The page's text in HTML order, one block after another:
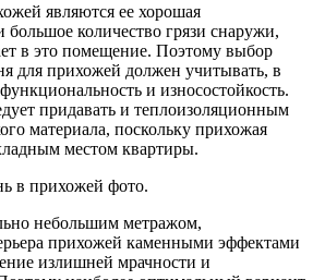
являются ее хорошая
большое количество грязи снаружи,
в это помещение. Поэтому выбор
для прихожей должен учитывать, в
и износостойкость.
придавать и теплоизоляционным
материала, поскольку прихожая
местом квартиры.
в прихожей фото.
небольшим метражом,
прихожей каменными эффектами
излишней мрачности и